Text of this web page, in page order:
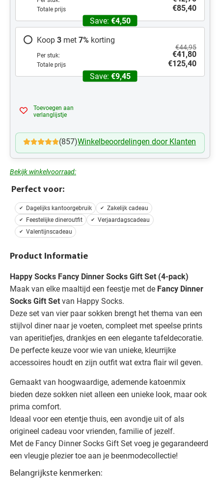
Totale prijs
€85,40
Save: €4,50
Koop 3 met 7% korting
Per stuk:
€44,95
€41,80
Totale prijs
€125,40
Save: €9,45
Toevoegen aan
verlanglijstje
(857)Winkelbeoordelingen door Klanten
Bekijk winkelvoorraad:
Perfect voor:
Dagelijks kantoorgebruik
Zakelijk cadeau
Feestelijke dineroutfit
Verjaardagscadeau
Valentijnscadeau
Product Informatie
Happy Socks Fancy Dinner Socks Gift Set (4-pack)
Maak van elke maaltijd een feestje met de Fancy Dinner
Socks Gift Set van Happy Socks.
Deze set van vier paar sokken brengt het thema van een
stijlvol diner naar je voeten, compleet met speelse prints
van aperitiefjes, drankjes en een elegante tafeldecoratie.
De perfecte keuze voor wie van unieke, kleurrijke
accessoires houdt en zijn outfit wat extra flair wil geven.
Gemaakt van hoogwaardige, ademende katoenmix
bieden deze sokken niet alleen een unieke look, maar ook
prima comfort.
Ideaal voor een etentje thuis, een avondje uit of als
origineel cadeau voor vrienden, familie of jezelf.
Met de Fancy Dinner Socks Gift Set voeg je gegarandeerd
een vleugje plezier toe aan je beenmodecollectie!
Belangrijkste kenmerken: